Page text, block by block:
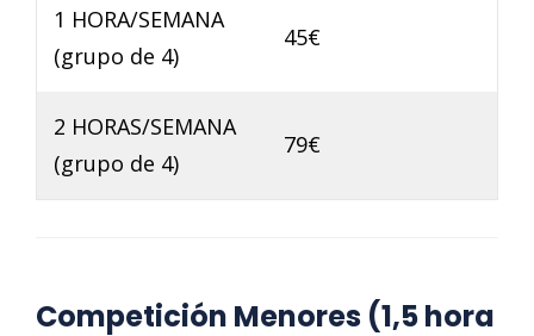
1 HORA/SEMANA
(grupo de 4)
45€
2 HORAS/SEMANA
(grupo de 4)
79€
Competición Menores (1,5 hora